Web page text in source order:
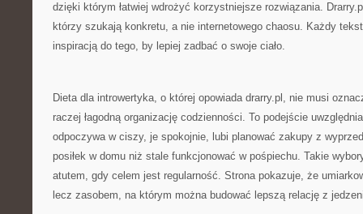
dzięki którym łatwiej wdrożyć korzystniejsze rozwiązania.
którzy szukają konkretu, a nie internetowego chaosu. Każdy
inspiracją do tego, by lepiej zadbać o swoje ciało.
Dieta dla introwertyka, o której opowiada drarry.pl, nie musi
raczej łagodną organizację codzienności. To podejście
odpoczywa w ciszy, je spokojnie, lubi planować zakupy z
posiłek w domu niż stale funkcjonować w pośpiechu. Takie
atutem, gdy celem jest regularność. Strona pokazuje, że
lecz zasobem, na którym można budować lepszą relację z